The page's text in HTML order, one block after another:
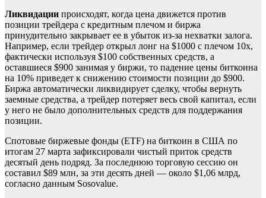
Ликвидации происходят, когда цена движется против
позиции трейдера с кредитным плечом и биржа
принудительно закрывает ее в убыток из-за нехватки залога.
Например, если трейдер открыл лонг на $1000 с плечом 10x,
фактически используя $100 собственных средств, а
оставшиеся $900 занимая у биржи, то падение цены биткоина
на 10% приведет к снижению стоимости позиции до $900.
Биржа автоматически ликвидирует сделку, чтобы вернуть
заемные средства, а трейдер потеряет весь свой капитал, если
у него не было дополнительных средств для поддержания
позиции.
Спотовые биржевые фонды (ETF) на биткоин в США по
итогам 27 марта зафиксировали чистый приток средств
десятый день подряд. За последнюю торговую сессию он
составил $89 млн, за эти десять дней — около $1,06 млрд,
согласно данным Sosovalue.